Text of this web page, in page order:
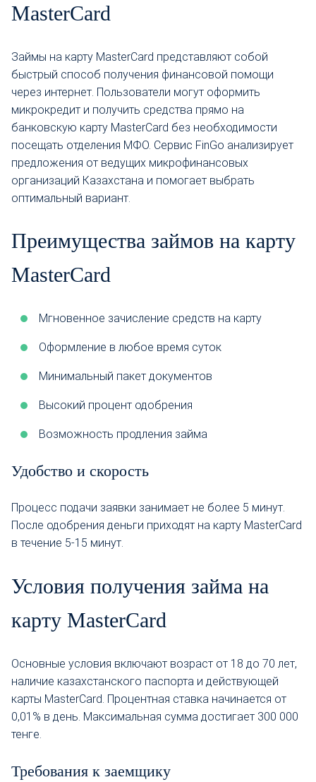
MasterCard
Займы на карту MasterCard представляют собой
быстрый способ получения финансовой помощи
через интернет. Пользователи могут оформить
микрокредит и получить средства прямо на
банковскую карту MasterCard без необходимости
посещать отделения МФО. Сервис FinGo анализирует
предложения от ведущих микрофинансовых
организаций Казахстана и помогает выбрать
оптимальный вариант.
Преимущества займов на карту
MasterCard
Мгновенное зачисление средств на карту
Оформление в любое время суток
Минимальный пакет документов
Высокий процент одобрения
Возможность продления займа
Удобство и скорость
Процесс подачи заявки занимает не более 5 минут.
После одобрения деньги приходят на карту MasterCard
в течение 5-15 минут.
Условия получения займа на
карту MasterCard
Основные условия включают возраст от 18 до 70 лет,
наличие казахстанского паспорта и действующей
карты MasterCard. Процентная ставка начинается от
0,01% в день. Максимальная сумма достигает 300 000
тенге.
Требования к заемщику